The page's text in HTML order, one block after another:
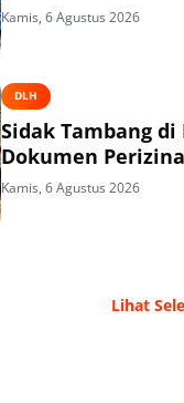
Kamis, 6 Agustus 2026
DLH
Sidak Tambang
Dokumen
Kamis, 6 Agustus 2026
Lihat